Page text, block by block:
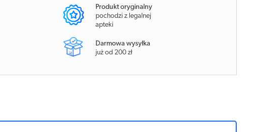
Produkt oryginalny
pochodzi z legalnej
apteki
Darmowa wysyłka
już od 200 zł